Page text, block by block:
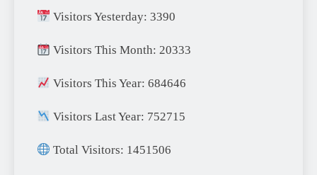
Visitors Yesterday: 3390
Visitors This Month: 20333
Visitors This Year: 684646
Visitors Last Year: 752715
Total Visitors: 1451506